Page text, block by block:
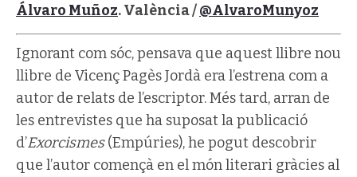
Álvaro Muñoz. València /@AlvaroMunyoz
Ignorant com sóc, pensava que aquest llibre nou
llibre de Vicenç Pagès Jordà era l’estrena com a
autor de relats de l’escriptor. Més tard, arran de
les entrevistes que ha suposat la publicació
d’Exorcismes(Empúries), he pogut descobrir
que l’autor començà en el món literari gràcies al